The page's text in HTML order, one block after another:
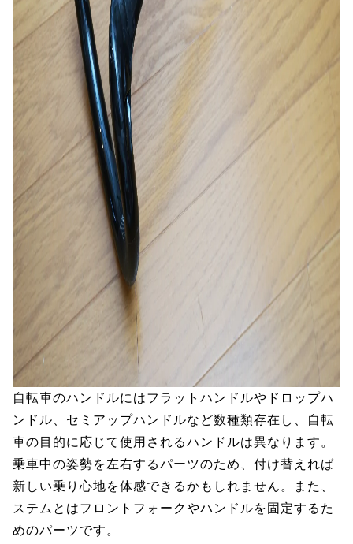
自転車のハンドルにはフラットハンドルやドロップハ
ンドル、セミアップハンドルなど数種類存在し、自転
車の目的に応じて使用されるハンドルは異なります。
乗車中の姿勢を左右するパーツのため、付け替えれば
新しい乗り心地を体感できるかもしれません。また、
ステムとはフロントフォークやハンドルを固定するた
めのパーツです。